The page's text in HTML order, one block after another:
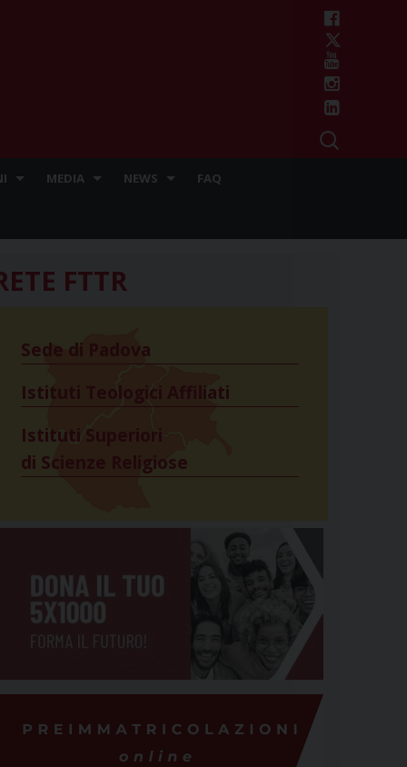
MEDIA NEWS FAQ
FTTR
Sede di Padova
Istituti Teologici Affiliati
Istituti Superiori
di Scienze Religiose